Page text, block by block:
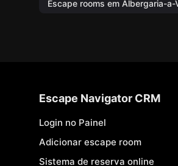
Escape rooms em Albergaria-a-
Escape Navigator CRM
Login no Painel
Adicionar escape room
Sistema de reserva online